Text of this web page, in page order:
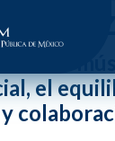
la
el